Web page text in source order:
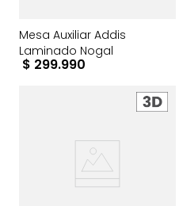
Mesa Auxiliar Addis
Laminado Nogal
$ 299.990